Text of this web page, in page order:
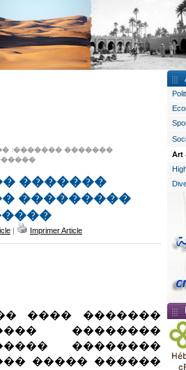
Art
:������� �������
�������
���������
| Imprimer Article
���� �������
��������
��������
����� ������